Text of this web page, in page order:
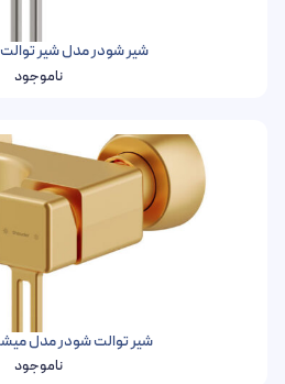
شیر شودر مدل شیر توالت
ناموجود
شیر توالت شودر مدل
ناموجود